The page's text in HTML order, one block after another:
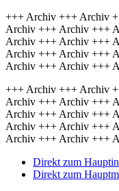
+++ Archiv +++ Archiv
Archiv +++ Archiv +++
Archiv +++ Archiv +++
Archiv +++ Archiv +++
Archiv +++ Archiv +++
+++ Archiv +++ Archiv
Archiv +++ Archiv +++
Archiv +++ Archiv +++
Archiv +++ Archiv +++
Archiv +++ Archiv +++
Direkt zum
Direkt zum